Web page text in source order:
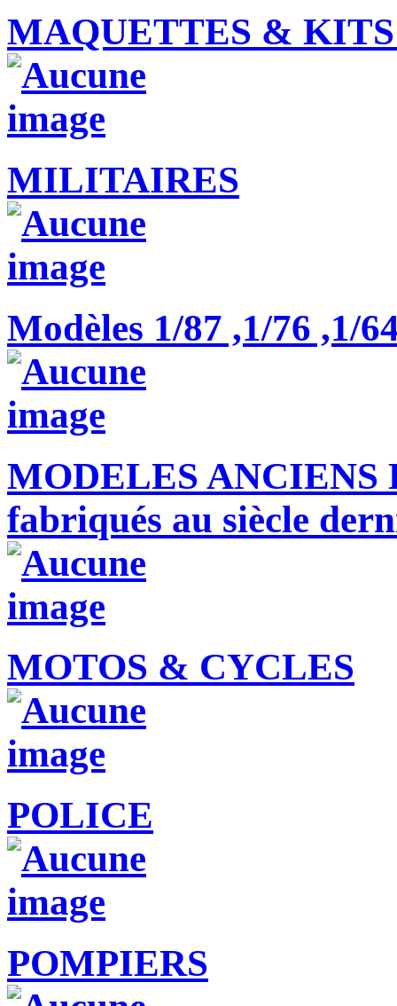
MAQUETTES &
MILITAIRES
Modèles 1/87 ,1/76 ,1/
MODELES
fabriqués au siècle
MOTOS & CYCLES
POLICE
POMPIERS